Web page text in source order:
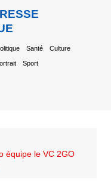
Santé Culture
Sport
équipe le VC 2GO